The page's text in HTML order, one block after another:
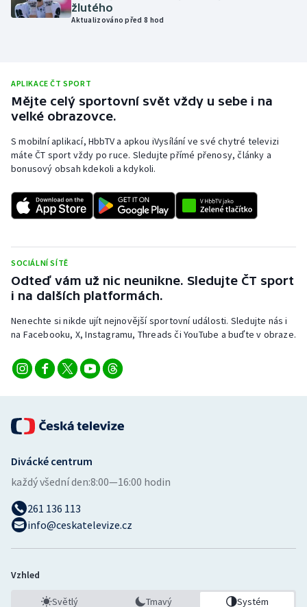
Olympijské hry
Plavání
Plážový volejbal
Ragby
Rychlobruslení
Rychlostní kanoistika
Short track
Sportovní střelba
Veslování
Ostatní
žlutého
Aktualizováno před 8 hod
APLIKACE ČT SPORT
Mějte celý sportovní svět vždy u sebe i na
velké obrazovce.
S mobilní aplikací, HbbTV a apkou iVysílání ve své chytré televizi
máte ČT sport vždy po ruce. Sledujte přímé přenosy, články a
bonusový obsah kdekoli a kdykoli.
SOCIÁLNÍ SÍTĚ
Odteď vám už nic neunikne. Sledujte ČT sport
i na dalších platformách.
Nenechte si nikde ujít nejnovější sportovní události. Sledujte nás i
na Facebooku, X, Instagramu, Threads či YouTube a buďte v obraze.
Divácké centrum
každý všední den:8:00—16:00 hodin
261 136 113
info@ceskatelevize.cz
Vzhled
Světlý Tmavý Systém